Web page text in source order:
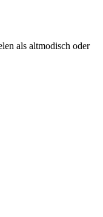
als altmodisch oder